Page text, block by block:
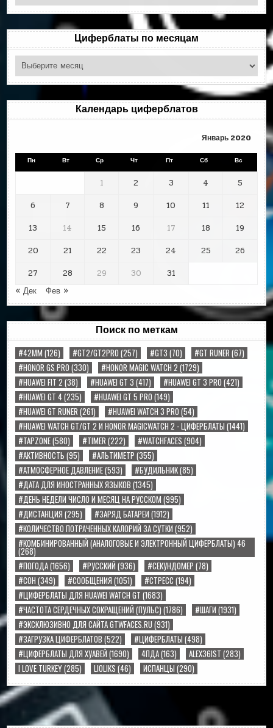
по
рубрикам
Циферблаты по месяцам
Циферблаты
по
месяцам
Календарь циферблатов
Январь 2020
Пн Вт Ср Чт Пт Сб Вс
1 2 3 4
5
6
7 8 9 10 11
12
13
14 15 16 17 18
19
20
21 22 23 24 25
26
27
28 29 30
31
« Дек
Фев »
Поиск по меткам
#42MM (126) #GT2/GT2PRO (257) #GT3 (70) #GT RUNER(67)
#HONOR GS PRO (330) #HONOR MAGIC WATCH 2 (1729)
#HUAWEI FIT 2 (38) #HUAWEI GT 3 (417) #HUAWEI GT 3 PRO (421)
#HUAWEI GT 4(235) #HUAWEI GT 5 PRO (149)
#HUAWEI GT RUNER(261) #HUAWEI WATCH 3 PRO (54)
#HUAWEI WATCH GT/GT 2 И HONOR MAGICWATCH 2 - ЦИФЕРБЛАТЫ (1441)
#TAPZONE(580) #TIMER(222) #WATCHFACES (904)
#АКТИВНОСТЬ (95) #АЛЬТИМЕТР (355)
#АТМОСФЕРНОЕ ДАВЛЕНИЕ(593) #БУДИЛЬНИК(85)
#ДАТА ДЛЯ ИНОСТРАННЫХ ЯЗЫКОВ (1345)
#ДЕНЬ НЕДЕЛИ ЧИСЛО И МЕСЯЦ НА РУССКОМ (995)
#ДИСТАНЦИЯ (295) #ЗАРЯД БАТАРЕИ (1912)
#КОЛИЧЕСТВО ПОТРАЧЕННЫХ КАЛОРИЙ ЗА СУТКИ (952)
#КОМБИНИРОВАННЫЙ (АНАЛОГОВЫЕ И ЭЛЕКТРОННЫЙ ЦИФЕРБЛАТЫ) 46
(268)
#ПОГОДА(1656) #РУССКИЙ (936) #СЕКУНДОМЕР (78)
#СОН (349) #СООБЩЕНИЯ (1051) #СТРЕСС (194)
#ЦИФЕРБЛАТЫ ДЛЯ HUAWEI WATCH GT (1683)
#ЧАСТОТА СЕРДЕЧНЫХ СОКРАЩЕНИЙ (ПУЛЬС) (1786) #ШАГИ (1931)
#ЭКСКЛЮЗИВНО ДЛЯ САЙТА GTWFACES.RU (931)
#ЗАГРУЗКА ЦИФЕРБЛАТОВ (522) #ЦИФЕРБЛАТЫ (498)
#ЦИФЕРБЛАТЫ ДЛЯ ХУАВЕЙ (1690) 4ПДА(163) ALEX36IST (283)
I LOVE TURKEY(285) LIOLIKS (46) ИСПАНЦЫ (290)